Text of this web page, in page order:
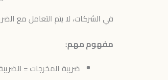
في الشركات، لا يتم التعامل مع
مفهوم مهم:
ضريبة المخرجات =